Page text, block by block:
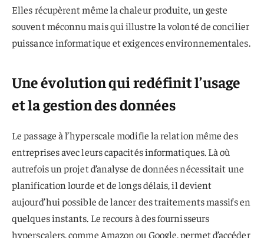
Elles récupèrent même la chaleur produite, un geste
souvent méconnu mais qui illustre la volonté de concilier
puissance informatique et exigences environnementales.
Une évolution qui redéfinit l’usage
et la gestion des données
Le passage à l’hyperscale modifie la relation même des
entreprises avec leurs capacités informatiques. Là où
autrefois un projet d’analyse de données nécessitait une
planification lourde et de longs délais, il devient
aujourd’hui possible de lancer des traitements massifs en
quelques instants. Le recours à des fournisseurs
hyperscalers, comme Amazon ou Google, permet d’accéder